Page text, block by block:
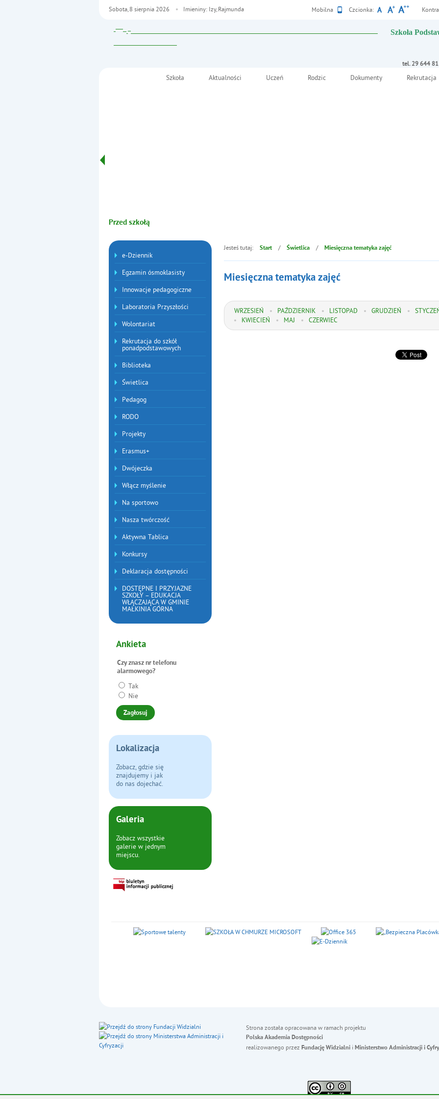
Wersja
Mobilna Czcionka:
Szkoła
tel. 29 644
Sobota, 8 sierpnia 2026 Imieniny: Izy, Rajmunda
Szkoła Aktualności Uczeń Rodzic Dokumenty Rekrutacja
Przed szkołą
Menu dodatkowe
e-Dziennik
Egzamin ósmoklasisty
Innowacje pedagogiczne
Laboratoria Przyszłości
Wolontariat
Rekrutacja do szkół
ponadpodstawowych
Biblioteka
Świetlica
Pedagog
RODO
Projekty
Erasmus+
Dwójeczka
Włącz myślenie
Na sportowo
Nasza twórczość
Aktywna Tablica
Konkursy
Deklaracja dostępności
DOSTĘPNE I PRZYJAZNE
SZKOŁY – EDUKACJA
WŁĄCZAJĄCA W GMINIE
MAŁKINIA GÓRNA
Ankieta
Czy znasz nr telefonu
alarmowego?
Tak
Nie
Lokalizacja
Zobacz, gdzie się
znajdujemy i jak
do nas dojechać.
Galeria
Zobacz wszystkie
galerie w jednym
miejscu.
Jesteś tutaj: Start / Świetlica / Miesięczna tematyka zajęć
Miesięczna tematyka zajęć
WRZESIEŃ PAŹDZIERNIK LISTOPAD GRUDZIEŃ
KWIECIEŃ
MAJ CZERWIEC
Strona została opracowana w ramach projektu
Polska Akademia Dostępności
realizowanego przez Fundację Widzialni i Ministerstwo Administracji i